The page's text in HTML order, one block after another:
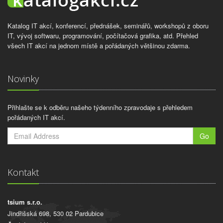
Katalog IT akcí, konferencí, přednášek, seminářů, workshopů z oboru
IT, vývoj softwaru, programování, počítačová grafika, atd. Přehled
všech IT akcí na jednom místě a pořádaných většinou zdarma.
Novinky
Přihlašte se k odběru našeho týdenního zpravodaje s přehledem
pořádaných IT akcí.
Go
Kontakt
tsium s.r.o.
Jindřišská 698, 530 02 Pardubice